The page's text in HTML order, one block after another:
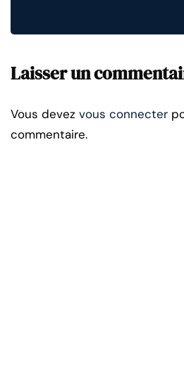
Laisser un
Vous devez vous connecter
commentaire.